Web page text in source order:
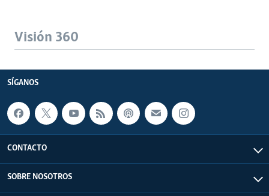
Visión 360
SÍGANOS
CONTACTO
SOBRE NOSOTROS